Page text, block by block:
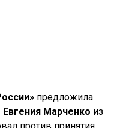
предложила
Евгения Марченко из